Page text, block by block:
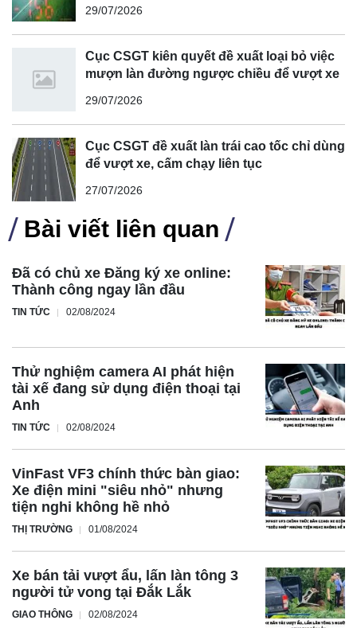
nhắm vào GM, Honda và Hyundai vì cả ba hãng đã thực
hiện giao dịch với Verisk, một công ty phân tích bán dữ liệu
cho các công ty bảo hiểm, theo tờ The Times.
Trong thư, các thượng nghị sĩ Mỹ thúc giục Chủ tịch FTC
Lina Khan điều tra cách ngành công nghiệp ô tô thu thập
và chia sẻ dữ liệu khách hàng.
Một trong những phát hiện đáng ngạc nhiên của cuộc điều
tra do văn phòng của ông Wyden thực hiện là các nhà sản
xuất ô tô kiếm được rất ít từ việc bán dữ liệu lái xe. Theo
để có thông tin về 97.000 chiếc ô tô, tức là 26 xu cho mỗi
chiếc. Hyundai được trả hơn 1 triệu USD, tương đương 61
xu cho mỗi chiếc, trong 6 năm.
29/07/2026
Cục CSGT kiên quyết đề xuất loại bỏ việc
mượn làn đường ngược chiều để vượt xe
29/07/2026
Cục CSGT đề xuất làn trái cao tốc chỉ dùng
để vượt xe, cấm chạy liên tục
27/07/2026
Bài viết liên quan
Đã có chủ xe Đăng ký xe online:
Thành công ngay lần đầu
TIN TỨC 02/08/2024
Thử nghiệm camera AI phát hiện
tài xế đang sử dụng điện thoại tại
Anh
TIN TỨC 02/08/2024
VinFast VF3 chính thức bàn giao:
Xe điện mini "siêu nhỏ" nhưng
tiện nghi không hề nhỏ
THỊ TRƯỜNG 01/08/2024
Xe bán tải vượt ẩu, lấn làn tông 3
người tử vong tại Đắk Lắk
GIAO THÔNG 02/08/2024